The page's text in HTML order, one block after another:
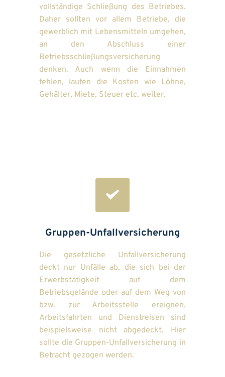
vollständige Schließung des Betriebes.
Daher sollten vor allem Betriebe, die
gewerblich mit Lebensmitteln umgehen,
an den Abschluss einer
Betriebsschließungsversicherung
denken. Auch wenn die Einnahmen
fehlen, laufen die Kosten wie Löhne,
Gehälter, Miete, Steuer etc. weiter.
Gruppen-Unfallversicherung
Die gesetzliche Unfallversicherung
deckt nur Unfälle ab, die sich bei der
Erwerbstätigkeit auf dem
Betriebsgelände oder auf dem Weg von
bzw. zur Arbeitsstelle ereignen.
Arbeitsfahrten und Dienstreisen sind
beispielsweise nicht abgedeckt. Hier
sollte die Gruppen-Unfallversicherung in
Betracht gezogen werden.